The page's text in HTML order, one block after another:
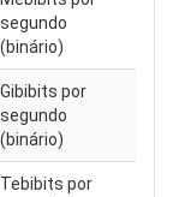
segundo
(binário)
Gibibits por
segundo
(binário)
Tebibits por